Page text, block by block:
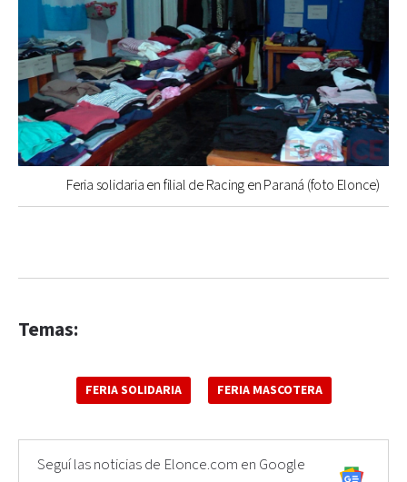
Feria solidaria en filial de Racing en Paraná (foto Elonce)
Temas:
FERIA SOLIDARIA FERIA MASCOTERA
Seguí las noticias de Elonce.com en Google